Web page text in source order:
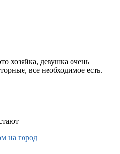
хозяйка, девушка очень
все необходимое есть.
на город